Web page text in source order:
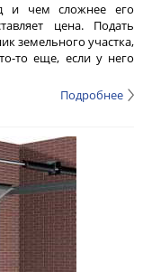
и чем сложнее его
цена. Подать
земельного участка,
то еще, если у него
Подробнее